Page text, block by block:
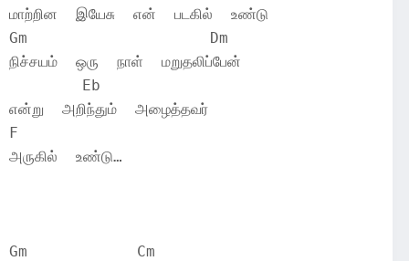
மாற்றின  இயேசு  என்  படகில்  உண்டு
Gm		      Dm
நிச்சயம்  ஒரு  நாள்  மறுதலிப்பேன்
        Eb
என்று  அறிந்தும்  அழைத்தவர்
F
அருகில்  உண்டு…
Gm	      Cm